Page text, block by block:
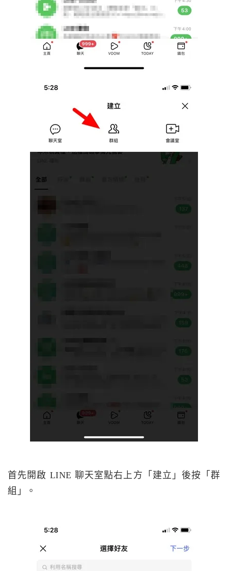
首先開啟 LINE 聊天室點右上方「建立」後按「群
組」。